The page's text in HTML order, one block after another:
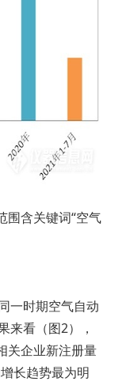
围含关键词“空气
一时期空气自动
来看（图2），
关企业新注册量
长趋势最为明